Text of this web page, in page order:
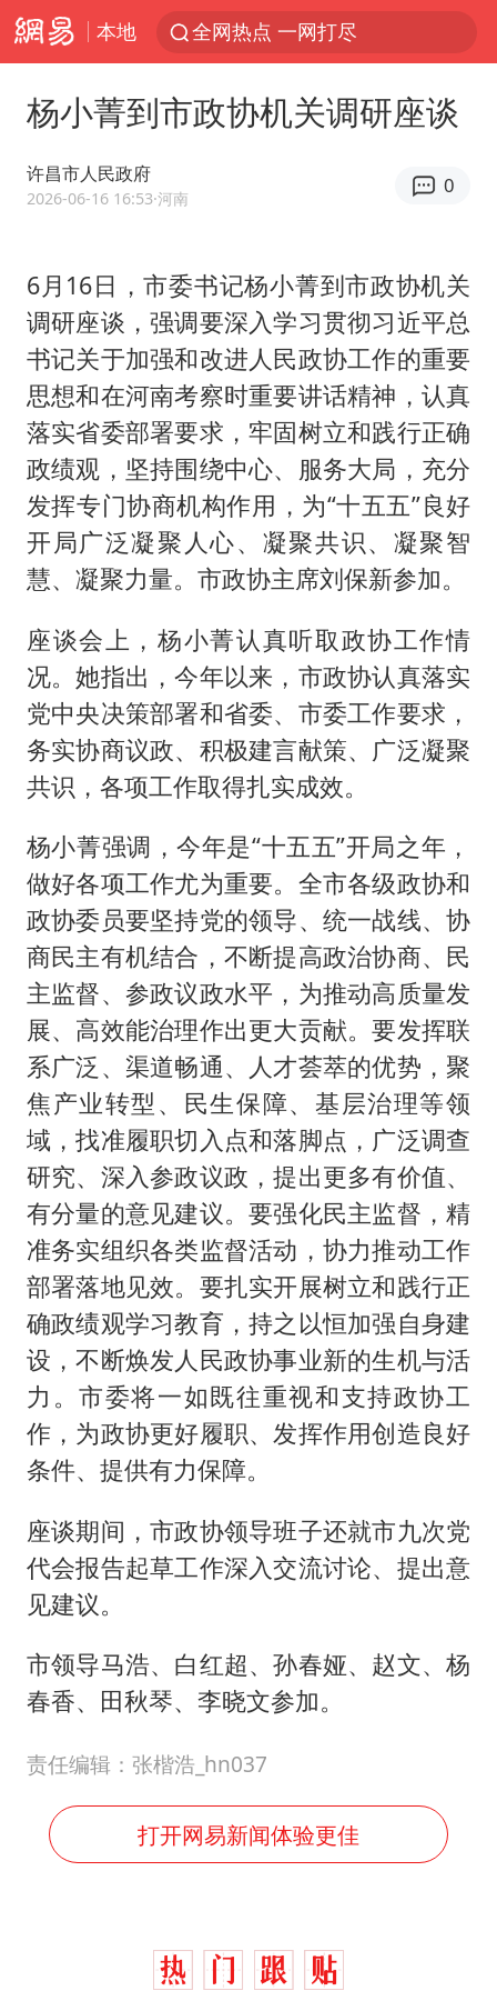
本地 全网热点 一网打尽
杨小菁到市政协机关调研座谈
许昌市人民政府
2026-06-16 16:53·河南
0
6月16日，市委书记杨小菁到市政协机关
调研座谈，强调要深入学习贯彻习近平总
书记关于加强和改进人民政协工作的重要
思想和在河南考察时重要讲话精神，认真
落实省委部署要求，牢固树立和践行正确
政绩观，坚持围绕中心、服务大局，充分
发挥专门协商机构作用，为“十五五”良好
开局广泛凝聚人心、凝聚共识、凝聚智
慧、凝聚力量。市政协主席刘保新参加。
座谈会上，杨小菁认真听取政协工作情
况。她指出，今年以来，市政协认真落实
党中央决策部署和省委、市委工作要求，
务实协商议政、积极建言献策、广泛凝聚
共识，各项工作取得扎实成效。
杨小菁强调，今年是“十五五”开局之年，
做好各项工作尤为重要。全市各级政协和
政协委员要坚持党的领导、统一战线、协
商民主有机结合，不断提高政治协商、民
主监督、参政议政水平，为推动高质量发
展、高效能治理作出更大贡献。要发挥联
系广泛、渠道畅通、人才荟萃的优势，聚
焦产业转型、民生保障、基层治理等领
域，找准履职切入点和落脚点，广泛调查
研究、深入参政议政，提出更多有价值、
有分量的意见建议。要强化民主监督，精
准务实组织各类监督活动，协力推动工作
部署落地见效。要扎实开展树立和践行正
确政绩观学习教育，持之以恒加强自身建
设，不断焕发人民政协事业新的生机与活
力。市委将一如既往重视和支持政协工
作，为政协更好履职、发挥作用创造良好
条件、提供有力保障。
座谈期间，市政协领导班子还就市九次党
代会报告起草工作深入交流讨论、提出意
见建议。
市领导马浩、白红超、孙春娅、赵文、杨
春香、田秋琴、李晓文参加。
责任编辑：张楷浩_hn037
打开网易新闻体验更佳